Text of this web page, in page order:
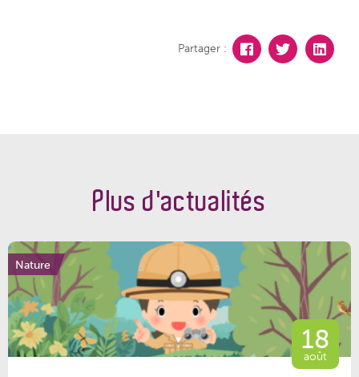
Partager :
Plus d'actualités
Nature
18
août